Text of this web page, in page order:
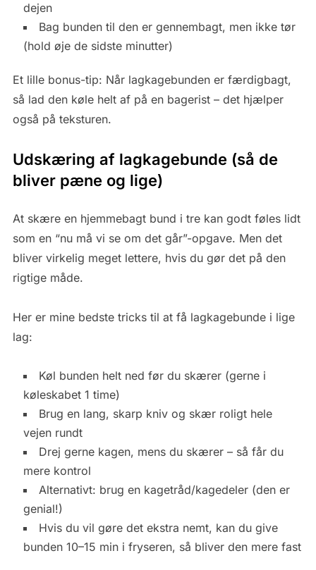
dejen
Bag bunden til den er gennembagt, men ikke tør
(hold øje de sidste minutter)
Et lille bonus-tip: Når lagkagebunden er færdigbagt,
så lad den køle helt af på en bagerist – det hjælper
også på teksturen.
Udskæring af lagkagebunde (så de
bliver pæne og lige)
At skære en hjemmebagt bund i tre kan godt føles lidt
som en “nu må vi se om det går”-opgave. Men det
bliver virkelig meget lettere, hvis du gør det på den
rigtige måde.
Her er mine bedste tricks til at få lagkagebunde i lige
lag:
Køl bunden helt ned før du skærer (gerne i
køleskabet 1 time)
Brug en lang, skarp kniv og skær roligt hele
vejen rundt
Drej gerne kagen, mens du skærer – så får du
mere kontrol
Alternativt: brug en kagetråd/kagedeler (den er
genial!)
Hvis du vil gøre det ekstra nemt, kan du give
bunden 10–15 min i fryseren, så bliver den mere fast